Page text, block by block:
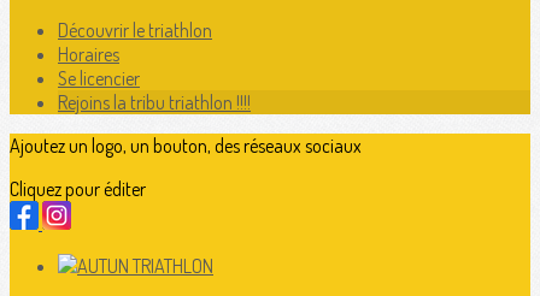
Découvrir le triathlon
Horaires
Se licencier
Rejoins la tribu triathlon !!!!
Ajoutez un logo, un bouton, des réseaux sociaux
Cliquez pour éditer